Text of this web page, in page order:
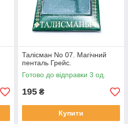
Талісман No 07. Магічний
пенталь Грейс.
Готово до відправки 3 од.
195 ₴
Купити